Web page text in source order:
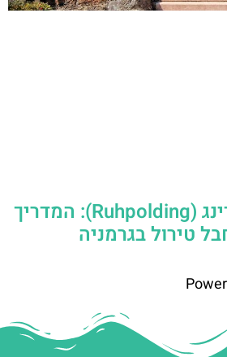
העיירה רוהפולדינג (Ruhpolding): המדריך
טירול בגרמניה